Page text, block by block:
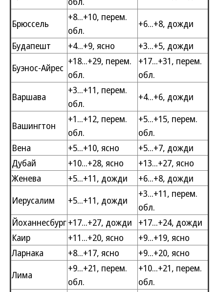
Брюссель
+8...+10, перем.
обл.
+6...+8, дожди
Будапешт
+4...+9, ясно
+3...+5, дожди
Буэнос-Айрес
+18...+29, перем.
обл.
+17...+31, перем.
обл.
Варшава
+3...+11, перем.
обл.
+4...+6, дожди
Вашингтон
+1...+12, перем.
обл.
+5...+15, перем.
обл.
Вена
+5...+10, ясно
+5...+7, дожди
Дубай
+10...+28, ясно
+13...+27, ясно
Женева
+5...+11, дожди
+6...+8, дожди
Иерусалим
+5...+11, дожди
+3...+11, перем.
обл.
Йоханнесбург+17...+27, дожди
+17...+24, дожди
Каир
+11...+20, ясно
+9...+19, ясно
Ларнака
+8...+17, ясно
+9...+20, ясно
Лима
+9...+21, перем.
обл.
+10...+21, перем.
обл.